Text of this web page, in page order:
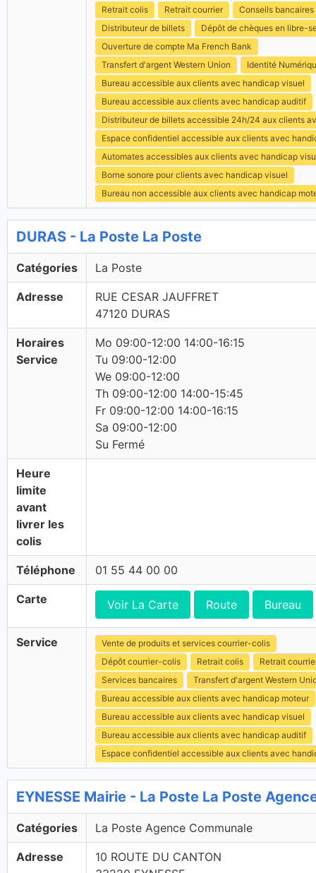
Retrait colis Retrait courrier
Conseils bancaires
Distributeur de billets
Dépôt de chèques en libre-
Ouverture de compte Ma French Bank
Transfert d'argent Western Union
Identité
Bureau accessible aux clients avec handicap visuel
Bureau accessible aux clients avec handicap auditif
Distributeur de billets accessible 24h/24 aux clients
Espace confidentiel accessible aux clients avec
Automates accessibles aux clients avec handicap
Borne sonore pour clients avec handicap visuel
Bureau non accessible aux clients avec handicap
DURAS - La Poste La Poste
Catégories La Poste
Adresse
RUE CESAR JAUFFRET
47120 DURAS
Horaires
Service
Mo 09:00-12:00 14:00-16:15
Tu 09:00-12:00
We 09:00-12:00
Th 09:00-12:00 14:00-15:45
Fr 09:00-12:00 14:00-16:15
Sa 09:00-12:00
Su Fermé
Heure
limite
avant
livrer les
colis
Téléphone 01 55 44 00 00
Carte Voir La Carte Route Bureau
Service
Vente de produits et services courrier-colis
Dépôt courrier-colis
Retrait colis
Retrait
Services bancaires
Transfert d'argent Western
Bureau accessible aux clients avec handicap moteur
Bureau accessible aux clients avec handicap visuel
Bureau accessible aux clients avec handicap auditif
Espace confidentiel accessible aux clients avec
EYNESSE Mairie - La Poste La Poste
Catégories La Poste Agence Communale
Adresse
10 ROUTE DU CANTON